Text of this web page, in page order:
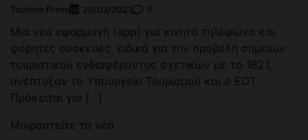
Tourism Press 26/03/2021 0
Μια νέα εφαρμογή (app) για κινητά τηλέφωνα και
φορητές συσκευές, ειδικά για την προβολή σημείων
τουριστικού ενδιαφέροντος σχετικών με το 1821,
ανέπτυξαν το Υπουργείο Τουρισμού και ο ΕΟΤ.
Πρόκειται για […]
Μοιραστείτε τα νέα